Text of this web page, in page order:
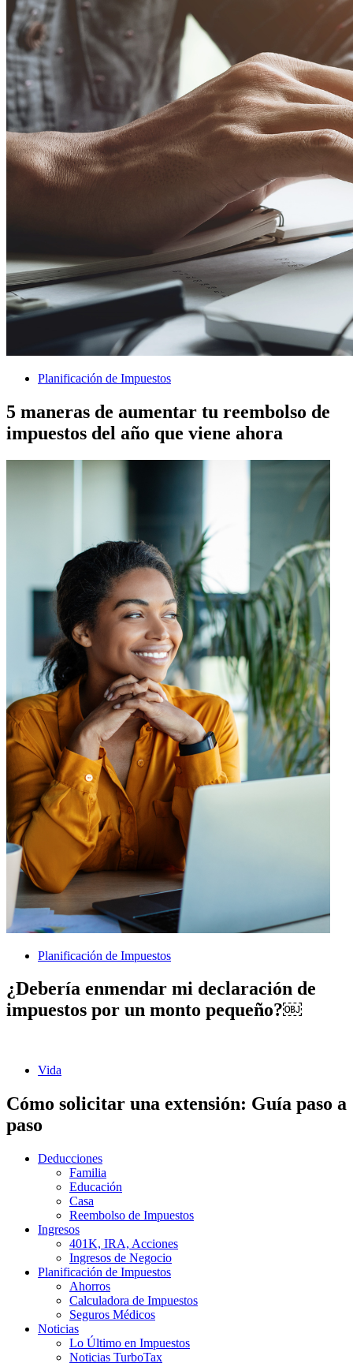
Planificación de Impuestos
5 maneras de aumentar tu reembolso de
impuestos del año que viene ahora
Planificación de Impuestos
¿Debería enmendar mi declaración de
impuestos por un monto pequeño?￼
Vida
Cómo solicitar una extensión: Guía paso a
paso
Deducciones
Familia
Educación
Casa
Reembolso de Impuestos
Ingresos
401K, IRA, Acciones
Ingresos de Negocio
Planificación de Impuestos
Ahorros
Calculadora de Impuestos
Seguros Médicos
Noticias
Lo Último en Impuestos
Noticias TurboTax